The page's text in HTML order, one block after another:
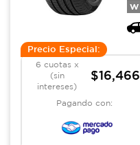
W
Precio Especial:
6 cuotas x
(sin
intereses)
$16,466
Pagando con: